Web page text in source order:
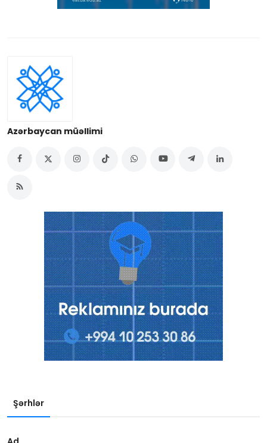
Azərbaycan müəllimi
Şərhlər